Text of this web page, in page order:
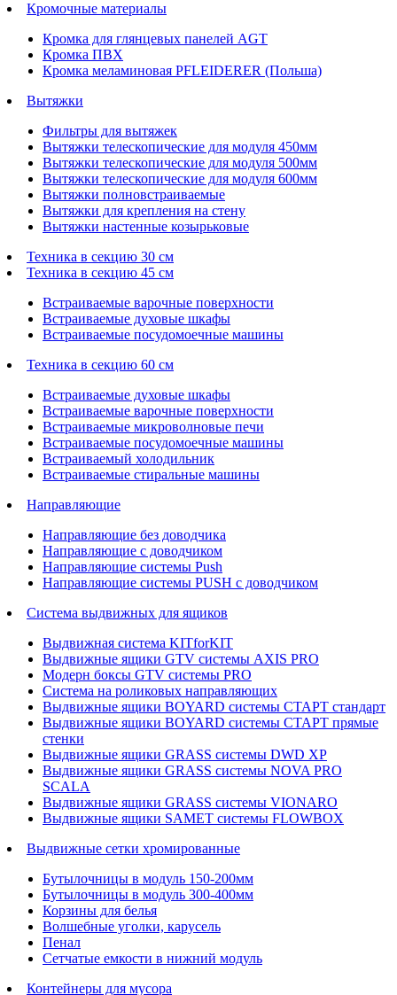
Кромочные материалы
Кромка для глянцевых панелей AGT
Кромка ПВХ
Кромка меламиновая PFLEIDERER (Польша)
Вытяжки
Фильтры для вытяжек
Вытяжки телескопические для модуля 450мм
Вытяжки телескопические для модуля 500мм
Вытяжки телескопические для модуля 600мм
Вытяжки полновстраиваемые
Вытяжки для крепления на стену
Вытяжки настенные козырьковые
Техника в секцию 30 см
Техника в секцию 45 см
Встраиваемые варочные поверхности
Встраиваемые духовые шкафы
Встраиваемые посудомоечные машины
Техника в секцию 60 см
Встраиваемые духовые шкафы
Встраиваемые варочные поверхности
Встраиваемые микроволновые печи
Встраиваемые посудомоечные машины
Встраиваемый холодильник
Встраиваемые стиральные машины
Направляющие
Направляющие без доводчика
Направляющие с доводчиком
Направляющие системы Push
Направляющие системы PUSH с доводчиком
Система выдвижных для ящиков
Выдвижная система KITforKIT
Выдвижные ящики GTV системы AXIS PRO
Модерн боксы GTV системы PRO
Система на роликовых направляющих
Выдвижные ящики BOYARD системы СТАРТ стандарт
Выдвижные ящики BOYARD системы СТАРТ прямые
стенки
Выдвижные ящики GRASS системы DWD XP
Выдвижные ящики GRASS системы NOVA PRO
SCALA
Выдвижные ящики GRASS системы VIONARO
Выдвижные ящики SAMET системы FLOWBOX
Выдвижные сетки хромированные
Бутылочницы в модуль 150-200мм
Бутылочницы в модуль 300-400мм
Корзины для белья
Волшебные уголки, карусель
Пенал
Cетчатые емкости в нижний модуль
Контейнеры для мусора